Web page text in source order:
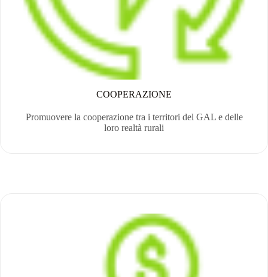
COOPERAZIONE
Promuovere la cooperazione tra i territori del GAL e delle
loro realtà rurali